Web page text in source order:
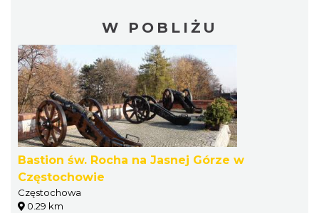
W POBLIŻU
Bastion św. Rocha na Jasnej Górze w
Częstochowie
Częstochowa
0.29 km